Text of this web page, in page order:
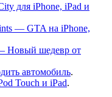
для iPhone, iPad и
— GTA на iPhone,
Новый шедевр от
автомобиль.
Touch и iPad.